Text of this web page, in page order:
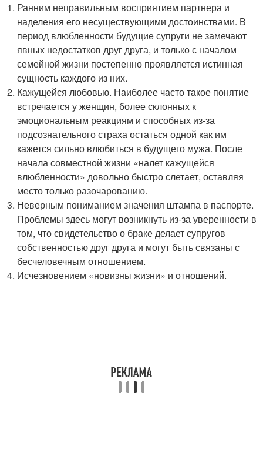
Ранним неправильным восприятием партнера и
наделения его несуществующими достоинствами. В
период влюбленности будущие супруги не замечают
явных недостатков друг друга, и только с началом
семейной жизни постепенно проявляется истинная
сущность каждого из них.
Кажущейся любовью. Наиболее часто такое понятие
встречается у женщин, более склонных к
эмоциональным реакциям и способных из-за
подсознательного страха остаться одной как им
кажется сильно влюбиться в будущего мужа. После
начала совместной жизни «налет кажущейся
влюбленности» довольно быстро слетает, оставляя
место только разочарованию.
Неверным пониманием значения штампа в паспорте.
Проблемы здесь могут возникнуть из-за уверенности в
том, что свидетельство о браке делает супругов
собственностью друг друга и могут быть связаны с
бесчеловечным отношением.
Исчезновением «новизны жизни» и отношений.